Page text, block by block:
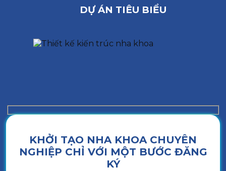
DỰ ÁN TIÊU BIỂU
KHỞI TẠO NHA KHOA CHUYÊN
NGHIỆP CHỈ VỚI MỘT BƯỚC ĐĂNG
KÝ